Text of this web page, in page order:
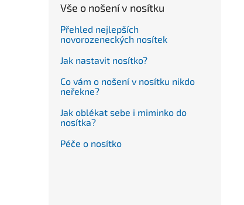
Vše o nošení v nosítku
Přehled nejlepších
novorozeneckých nosítek
Jak nastavit nosítko?
Co vám o nošení v nosítku nikdo
neřekne?
Jak oblékat sebe i miminko do
nosítka?
Péče o nosítko